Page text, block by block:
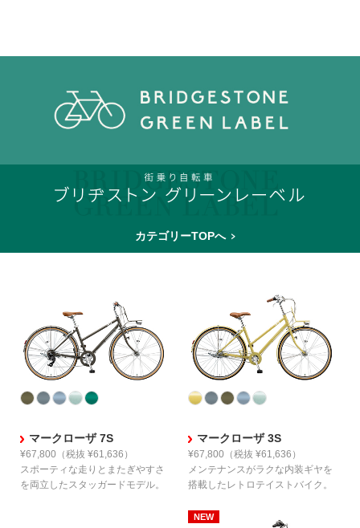
カテゴリーTOPへ
マークローザ 7S
¥67,800 （税抜 ¥61,636）
スポーティな走りとまたぎやすさ
を両立したスタッガードモデル。
マークローザ 3S
¥67,800 （税抜 ¥61,636）
メンテナンスがラクな内装ギヤを
搭載したレトロテイストバイク。